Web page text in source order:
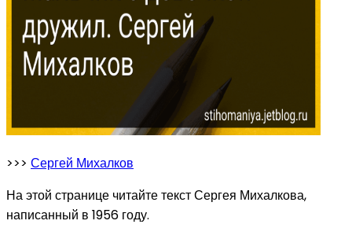
>>> Сергей Михалков
На этой странице читайте текст Сергея Михалкова,
написанный в 1956 году.